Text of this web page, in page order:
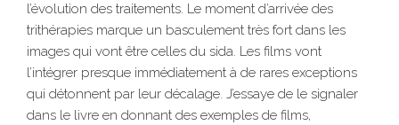
l’évolution des traitements. Le moment d’arrivée des
trithérapies marque un basculement très fort dans les
images qui vont être celles du sida. Les films vont
l’intégrer presque immédiatement à de rares exceptions
qui détonnent par leur décalage. J’essaye de le signaler
dans le livre en donnant des exemples de films,